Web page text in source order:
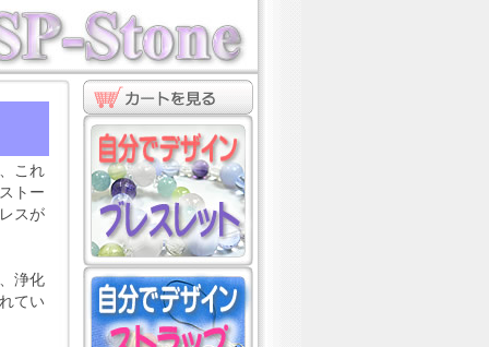
これ
トー
スが
浄化
てい